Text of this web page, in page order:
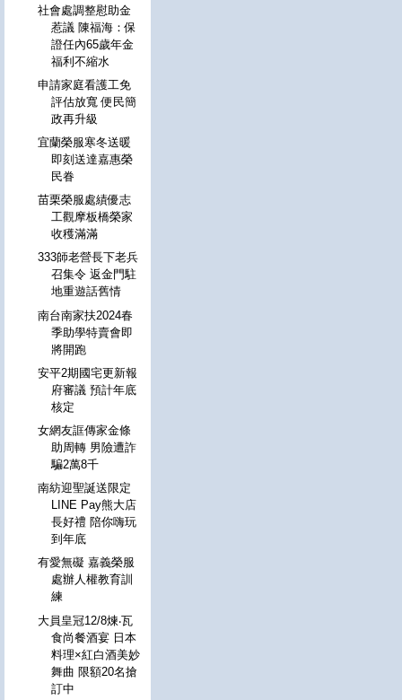
社會處調整慰助金
惹議 陳福海：保
證任內65歲年金
福利不縮水
申請家庭看護工免
評估放寬 便民簡
政再升級
宜蘭榮服寒冬送暖
即刻送達嘉惠榮
民眷
苗栗榮服處績優志
工觀摩板橋榮家
收穫滿滿
333師老營長下老兵
召集令 返金門駐
地重遊話舊情
南台南家扶2024春
季助學特賣會即
將開跑
安平2期國宅更新報
府審議 預計年底
核定
女網友誆傳家金條
助周轉 男險遭詐
騙2萬8千
南紡迎聖誕送限定
LINE Pay熊大店
長好禮 陪你嗨玩
到年底
有愛無礙 嘉義榮服
處辦人權教育訓
練
大員皇冠12/8煉‧瓦
食尚餐酒宴 日本
料理×紅白酒美妙
舞曲 限額20名搶
訂中